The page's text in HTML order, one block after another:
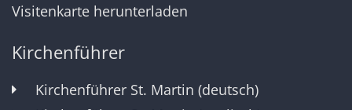
Visitenkarte herunterladen
Kirchenführer
Kirchenführer St. Martin (deutsch)